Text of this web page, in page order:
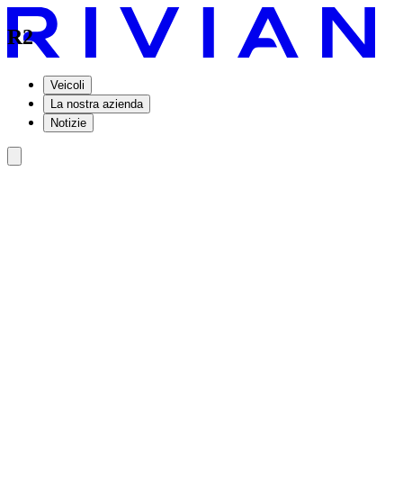
Veicoli
La nostra azienda
Notizie
R2